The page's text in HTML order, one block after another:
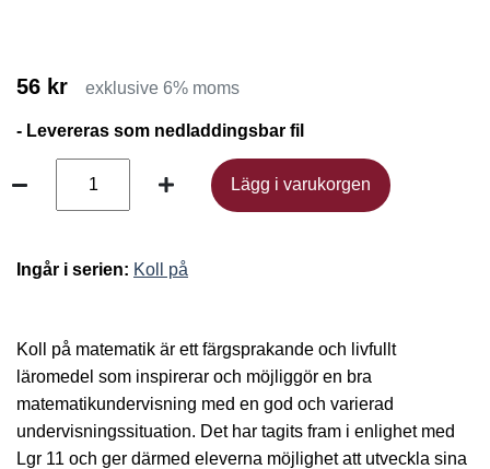
56 kr exklusive 6% moms
- Levereras som nedladdingsbar fil
Lägg i varukorgen
Lägg i varukorgen
Ingår i serien: Koll på
Koll på matematik är ett färgsprakande och livfullt
läromedel som inspirerar och möjliggör en bra
matematikundervisning med en god och varierad
undervisningssituation. Det har tagits fram i enlighet med
Lgr 11 och ger därmed eleverna möjlighet att utveckla sina